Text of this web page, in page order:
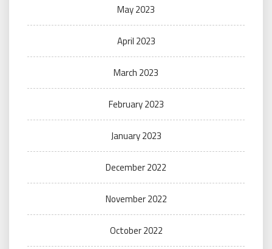
May 2023
April 2023
March 2023
February 2023
January 2023
December 2022
November 2022
October 2022